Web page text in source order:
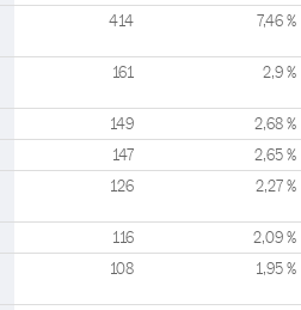
414 7,46 %
161 2,9 %
149 2,68 %
147 2,65 %
126 2,27 %
116 2,09 %
108 1,95 %